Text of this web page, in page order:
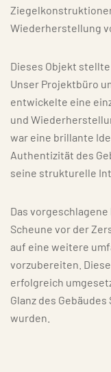
Wiederherstellung
Dieses Objekt
Unser Projektbüro
entwickelte eine
und
war eine brillante
Authentizität des
seine strukturelle
Das
Scheune vor der
auf eine weitere
vorzubereiten.
erfolgreich
Glanz des
wurden.